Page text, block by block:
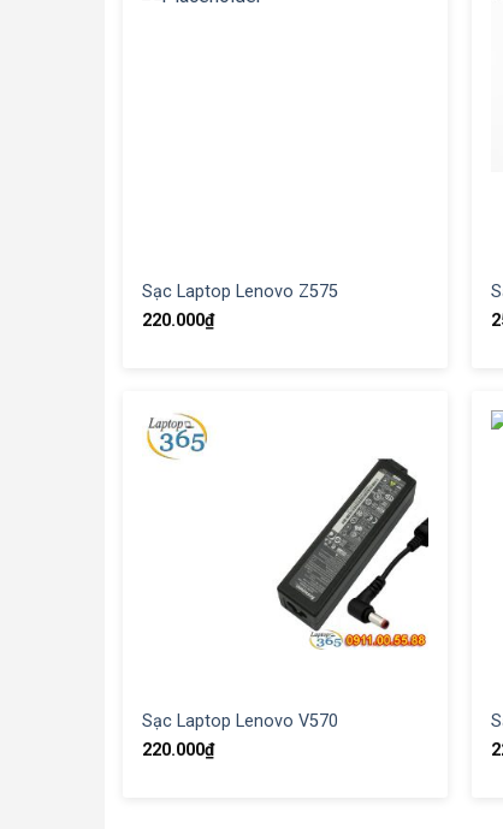
Sạc Laptop Lenovo Z575
220.000₫
Sạc Laptop Lenovo V570
220.000₫